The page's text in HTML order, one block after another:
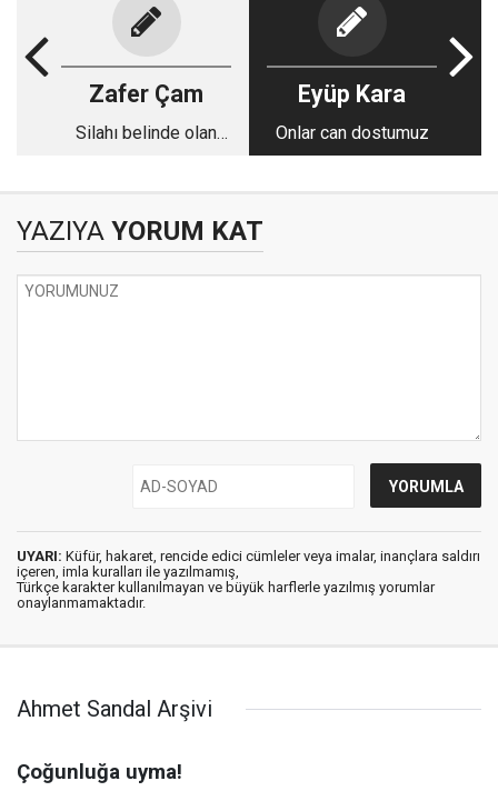
Zafer Çam
Silahı belinde olan
Eyüp Kara
Onlar can dostumuz
YAZIYA YORUM KAT
UYARI: Küfür, hakaret, rencide edici cümleler veya imalar, inançlara saldırı
içeren, imla kuralları ile yazılmamış,
Türkçe karakter kullanılmayan ve büyük harflerle yazılmış yorumlar
onaylanmamaktadır.
Ahmet Sandal Arşivi
Çoğunluğa uyma!